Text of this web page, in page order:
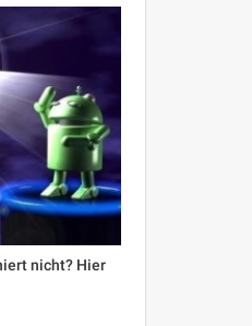
nicht? Hier